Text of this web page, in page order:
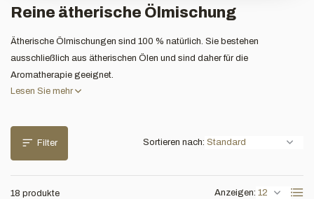
Reine ätherische Ölmischung
Ätherische Ölmischungen sind 100 % natürlich. Sie bestehen
ausschließlich aus ätherischen Ölen und sind daher für die
Aromatherapie geeignet.
Lesen Sie mehr
Filter
18 produkte Anzeigen:
Sortieren nach: